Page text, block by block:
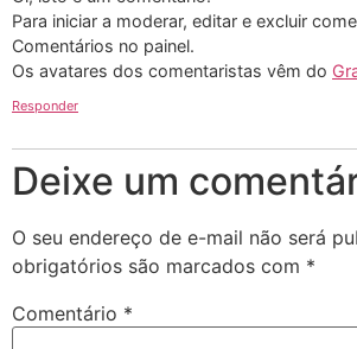
Para iniciar a moderar, editar e excluir
Comentários no painel.
Os avatares dos comentaristas vêm do
Responder
Deixe um
O seu endereço de e-mail não será
obrigatórios são marcados com *
Comentário *